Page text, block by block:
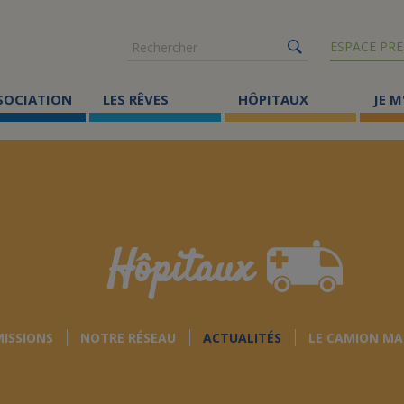
Rechercher
ESPACE
LES RÊVES HÔPITAUX JE
Hôpitaux
NOTRE RÉSEAU ACTUALITÉS LE CAMION